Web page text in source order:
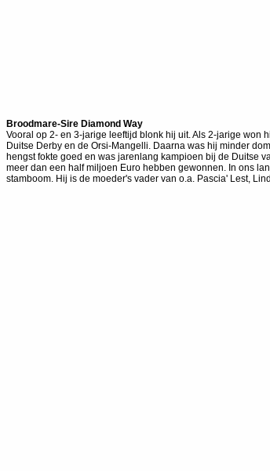
Broodmare-Sire Diamond Way
Vooral op 2- en 3-jarige leeftijd blonk hij uit. Als 2-jarige won
Duitse Derby en de Orsi-Mangelli. Daarna was hij minder
hengst fokte goed en was jarenlang kampioen bij de Duitse
meer dan een half miljoen Euro hebben gewonnen. In ons
stamboom. Hij is de moeder's vader van o.a. Pascia' Lest,